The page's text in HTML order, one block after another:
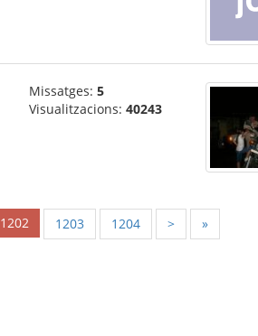
Missatges: 5
Visualitzacions: 40243
1202 1203 1204 > »